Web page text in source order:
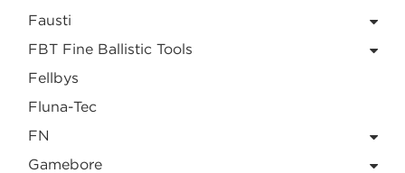
Fausti
FBT Fine Ballistic Tools
Fellbys
Fluna-Tec
FN
Gamebore